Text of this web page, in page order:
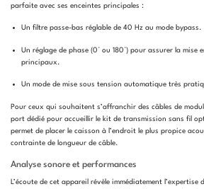
parfaite avec ses enceintes principales :
Un filtre passe-bas réglable de 40 Hz au mode bypass.
Un réglage de phase (0° ou 180°) pour assurer la mise
principaux.
Un mode de mise sous tension automatique très
Pour ceux qui souhaitent s’affranchir des câbles de
port dédié pour accueillir le kit de transmission sans fil
permet de placer le caisson à l’endroit le plus propice
contrainte de longueur de câble.
Analyse sonore et performances
L’écoute de cet appareil révèle immédiatement l’expertise